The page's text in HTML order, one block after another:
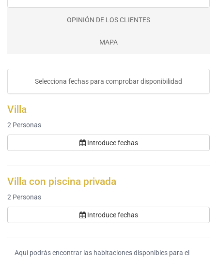
OPINIÓN DE LOS CLIENTES
MAPA
Selecciona fechas para comprobar disponibilidad
Villa
2 Personas
Introduce fechas
Villa con piscina privada
2 Personas
Introduce fechas
Aquí podrás encontrar las habitaciones disponibles para el